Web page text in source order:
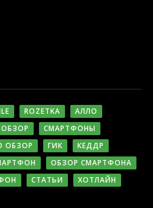
ROZETKA
АЛЛО
ОБЗОР
СМАРТФОНЫ
ОБЗОР ГИК
КЕДДР
ОБЗОР СМАРТФОНА
СТАТЬИ ХОТЛАЙН